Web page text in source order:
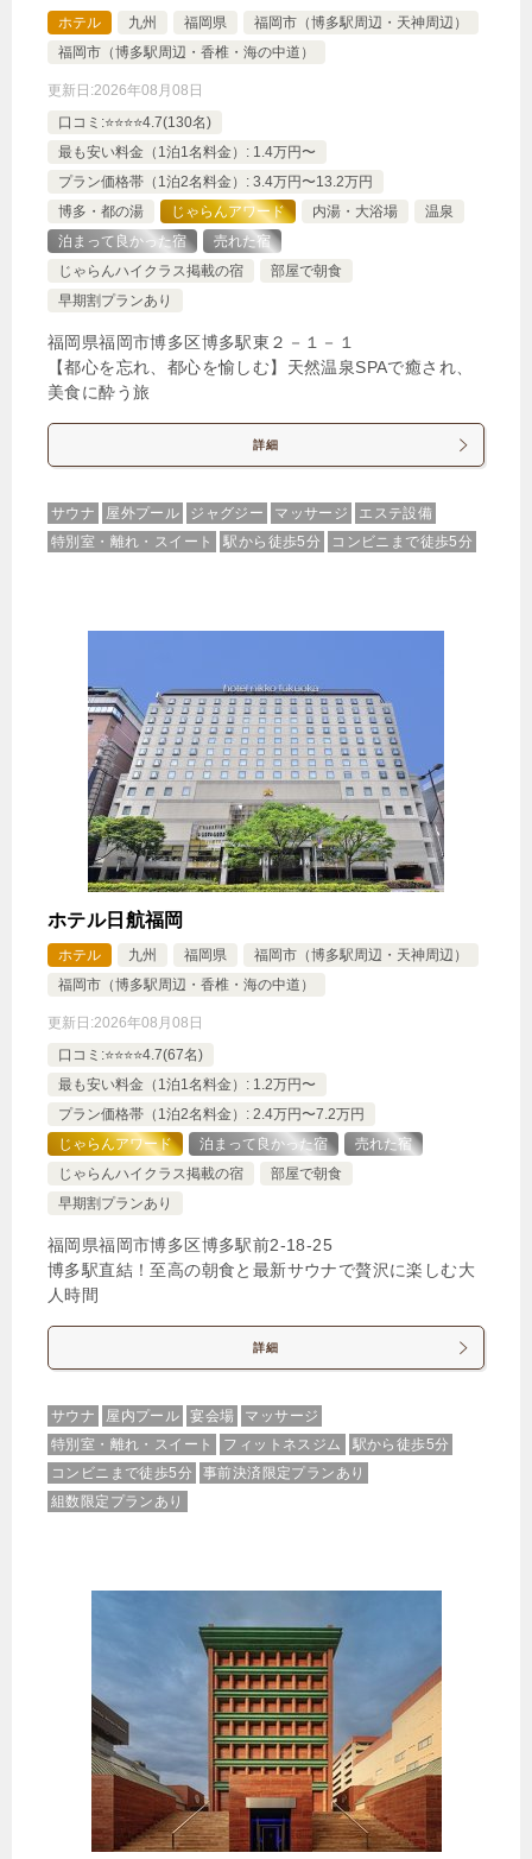
17,106円
ガーデンテラス付スイートツイン
43平米/ダブルベッド2台
じゃらんで確認する
【ファミリー】におすすめ！VRゴーグル貸出プラン
♪
４ベッド 🍴食事なし IN 15:00- OUT
ファミリーフォース62平米/ダブルベッド４台/２ベ
1泊大人1名合計（税込）
13,292円
ッド４台/２ベッドルーム
18,363円ガーデンテラス付スイートツイン
43平米/ダブルベッド2台
じゃらんで確認する
【カップル】や【ご夫婦】におすすめ！プロジェク
ター貸出プラン！
ファミリーフォース62平米/ダブルベッド４台/２ベ
ッドルーム
1泊大人1名
【選べるお部屋と価格】
ッド４台/２ベッドルーム
18,488円ガーデンテラス付スイートツイン
43平米/ダブルベッド2台
じゃらんで確認する
オリジナル朝食！洋食弁当プラン
４ベッド 🍴朝食 IN 15:00- OUT-11:00 禁煙ルーム
ホテル 九州 福岡県
福岡市（博多駅周辺・天神周辺）
福岡市（博多駅周辺・香椎・海の中道）
更新日:2026年08月08日
口コミ:⭐️⭐️⭐️⭐️4.7(130名)
最も安い料金（1泊1名料金）: 1.4万円〜
プラン価格帯（1泊2名料金）: 3.4万円〜13.2万円
博多・都の湯
じゃらんアワード 内湯・大浴場
温泉
泊まって良かった宿
売れた宿
じゃらんハイクラス掲載の宿
部屋で朝食
早期割プランあり
福岡県福岡市博多区博多駅東２－１－１
【都心を忘れ、都心を愉しむ】天然温泉SPAで癒され、
美食に酔う旅
詳細
サウナ 屋外プール ジャグジー マッサージ
エステ設備
特別室・離れ・スイート
駅から徒歩5分 コンビニまで徒歩5分
ホテル日航福岡
ホテル 九州 福岡県
福岡市（博多駅周辺・天神周辺）
福岡市（博多駅周辺・香椎・海の中道）
更新日:2026年08月08日
口コミ:⭐️⭐️⭐️⭐️4.7(67名)
最も安い料金（1泊1名料金）: 1.2万円〜
プラン価格帯（1泊2名料金）: 2.4万円〜7.2万円
じゃらんアワード
泊まって良かった宿
売れた宿
じゃらんハイクラス掲載の宿
部屋で朝食
早期割プランあり
福岡県福岡市博多区博多駅前2-18-25
博多駅直結！至高の朝食と最新サウナで贅沢に楽しむ大
人時間
詳細
サウナ 屋内プール 宴会場
マッサージ
特別室・離れ・スイート
フィットネスジム
駅から徒歩5分
コンビニまで徒歩5分
事前決済限定プランあり
組数限定プランあり